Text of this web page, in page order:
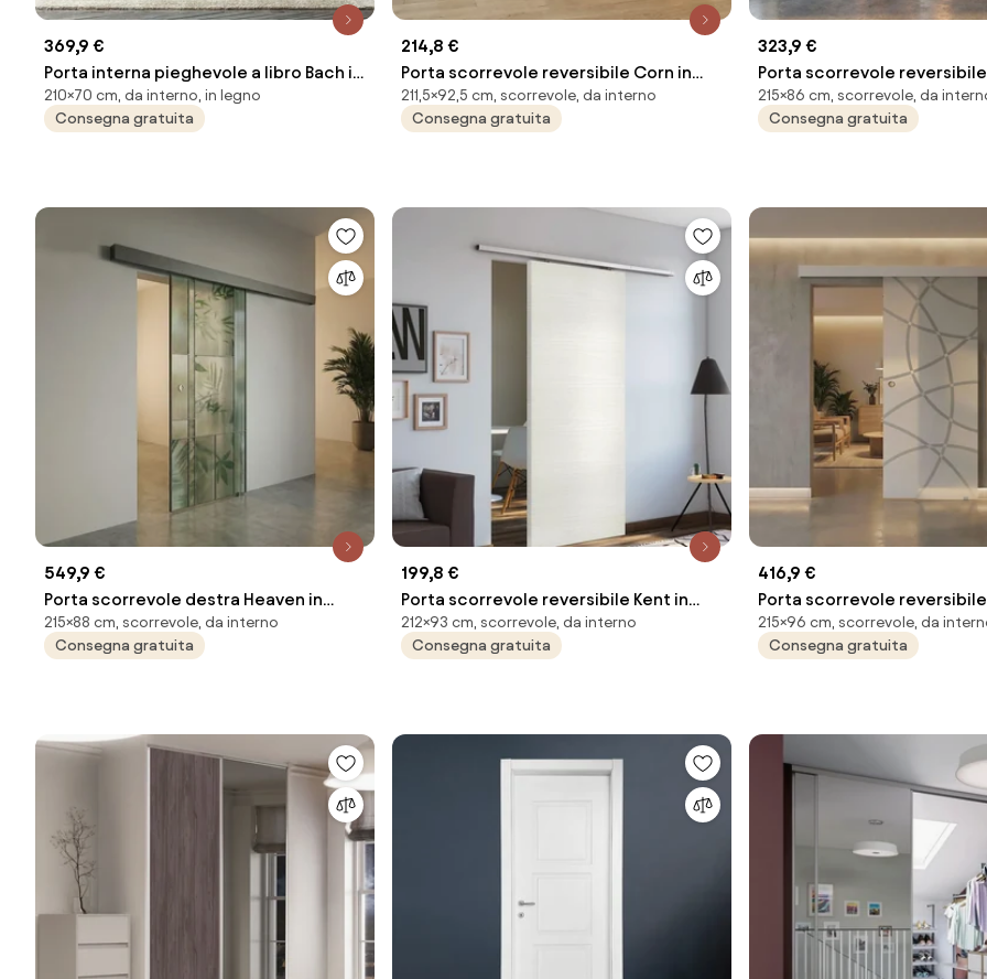
369,9 €
Porta interna pieghevole a libro Bach in
MDF colore bianco, L 70 x H 210 cm,
apertura reversibile
210×70 cm, da interno, in legno
Consegna gratuita
214,8 €
Porta scorrevole reversibile Corn in
legno rovere grigio, L 92.5 x H 211.5 cm,
con binario Meli
211,5×92,5 cm, scorrevole, da interno
Consegna gratuita
323,9 €
Porta scorrevole
alluminio trasparente, L 86 x
con binario Meli
215×86 cm, scorrevole, da
Consegna gratuita
549,9 €
Porta scorrevole destra Heaven in
vetro multicolore, L 88 x H 215 cm, con
binario Meli
215×88 cm, scorrevole, da interno
Consegna gratuita
199,8 €
Porta scorrevole reversibile Kent in
mdf bianco, L 93 x H 212 cm, con binario
Belem
212×93 cm, scorrevole, da interno
Consegna gratuita
416,9 €
Porta scorrevole
vetro grigio, L 96 x H 215 cm,
binario Meli
215×96 cm, scorrevole, da
Consegna gratuita